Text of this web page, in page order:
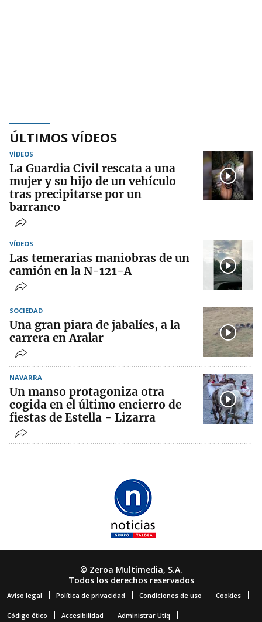
ÚLTIMOS VÍDEOS
VÍDEOS
La Guardia Civil rescata a una
mujer y su hijo de un vehículo
tras precipitarse por un
barranco
VÍDEOS
Las temerarias maniobras de un
camión en la N-121-A
SOCIEDAD
Una gran piara de jabalíes, a la
carrera en Aralar
NAVARRA
Un manso protagoniza otra
cogida en el último encierro de
fiestas de Estella - Lizarra
© Zeroa Multimedia, S.A.
Todos los derechos reservados
Aviso legal Política de privacidad Condiciones de uso Cookies
Código ético Accesibilidad Administrar Utiq